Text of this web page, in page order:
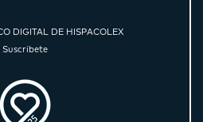
DIGITAL DE HISPACOLEX
Suscríbete